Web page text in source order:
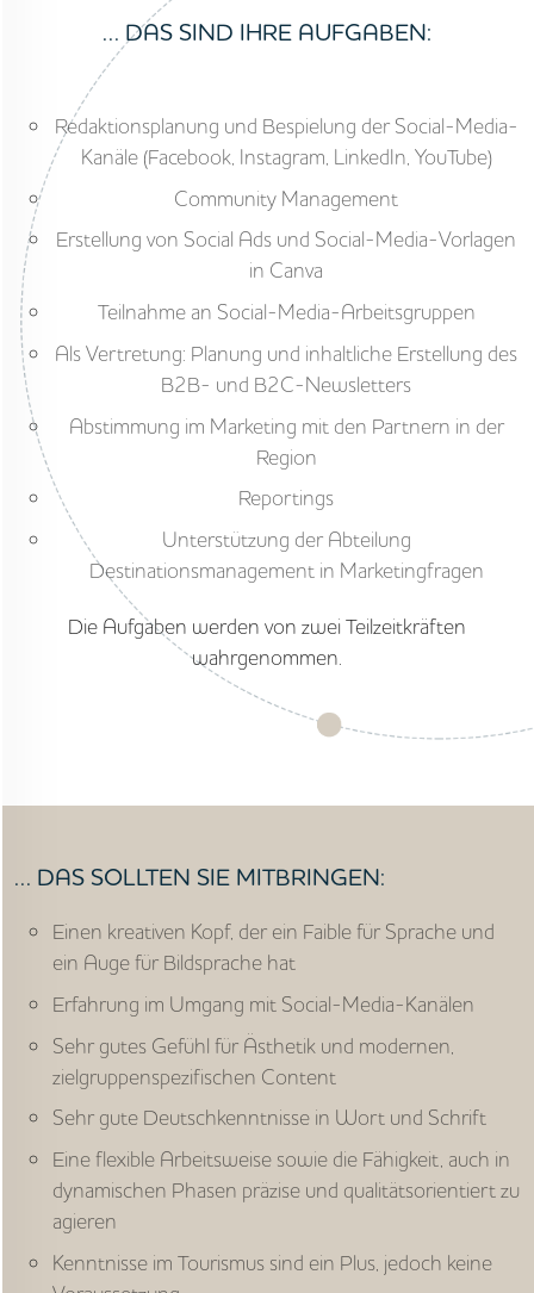
… DAS SIND IHRE AUFGABEN:
Redaktionsplanung und Bespielung der Social-Media-
Kanäle (Facebook, Instagram, LinkedIn, YouTube)
Community Management
Erstellung von Social Ads und Social-Media-Vorlagen
in Canva
Teilnahme an Social-Media-Arbeitsgruppen
Als Vertretung: Planung und inhaltliche Erstellung des
B2B- und B2C-Newsletters
Abstimmung im Marketing mit den Partnern in der
Region
Reportings
Unterstützung der Abteilung
Destinationsmanagement in Marketingfragen
Die Aufgaben werden von zwei Teilzeitkräften
wahrgenommen.
… DAS SOLLTEN SIE MITBRINGEN:
Einen kreativen Kopf, der ein Faible für Sprache und
ein Auge für Bildsprache hat
Erfahrung im Umgang mit Social-Media-Kanälen
Sehr gutes Gefühl für Ästhetik und modernen,
zielgruppenspezifischen Content
Sehr gute Deutschkenntnisse in Wort und Schrift
Eine flexible Arbeitsweise sowie die Fähigkeit, auch in
dynamischen Phasen präzise und qualitätsorientiert zu
agieren
Kenntnisse im Tourismus sind ein Plus, jedoch keine